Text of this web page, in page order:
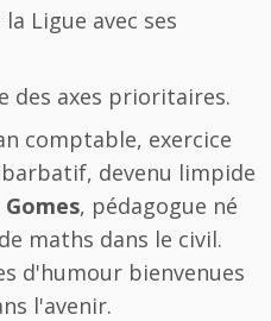
la Ligue avec ses
des axes prioritaires.
comptable, exercice
devenu limpide
, pédagogue né
maths dans le civil.
d'humour bienvenues
l'avenir.